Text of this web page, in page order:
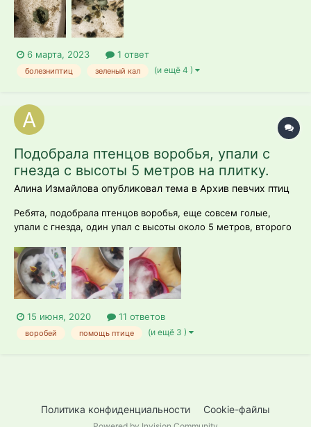
нормально вроде, воду пьёт , приходится поднимать.
Гематом нет. Из наблюден...
6 марта, 2023 1 ответ
болезниптиц зеленый кал (и ещё 4 )
Подобрала птенцов воробья, упали с
гнезда с высоты 5 метров на плитку.
Алина Измайлова опубликовал тема в Архив певчих птиц
Ребята, подобрала птенцов воробья, еще совсем голые,
упали с гнезда, один упал с высоты около 5 метров, второго
гнездо(возможно на волоске) 2 часа. Про кормление все
прочитала, интересует другой вопрос. У того, который упал
сильно наклонена шея,...
15 июня, 2020 11 ответов
воробей помощь птице (и ещё 3 )
Политика конфиденциальности Cookie-файлы